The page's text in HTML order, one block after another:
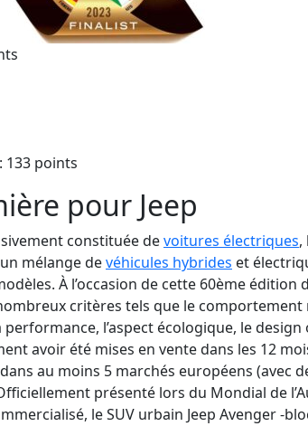
133 points
pour Jeep
constituée devoitures électriques,
mélange devéhicules hybrides et
les. À l’occasion de cette 60ème édition
critères tels que le
l’aspect écologique, le design
avoir été mises en vente dans les 12
au moins 5 marchés européens (avec
présenté lors du Mondial de
le SUV urbain Jeep Avenger-